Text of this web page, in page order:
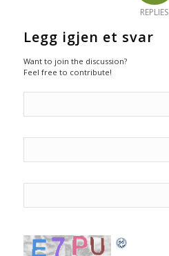
REPLIES
Legg igjen et svar
Want to join the discussion?
Feel free to contribute!